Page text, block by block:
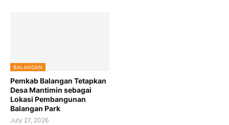
BALANGAN
Pemkab Balangan Tetapkan
Desa Mantimin sebagai
Lokasi Pembangunan
Balangan Park
July 27, 2026